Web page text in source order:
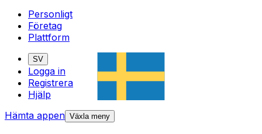
Personligt
Företag
Plattform
SV
Logga in
Registrera
Hjälp
Hämta appen Växla meny